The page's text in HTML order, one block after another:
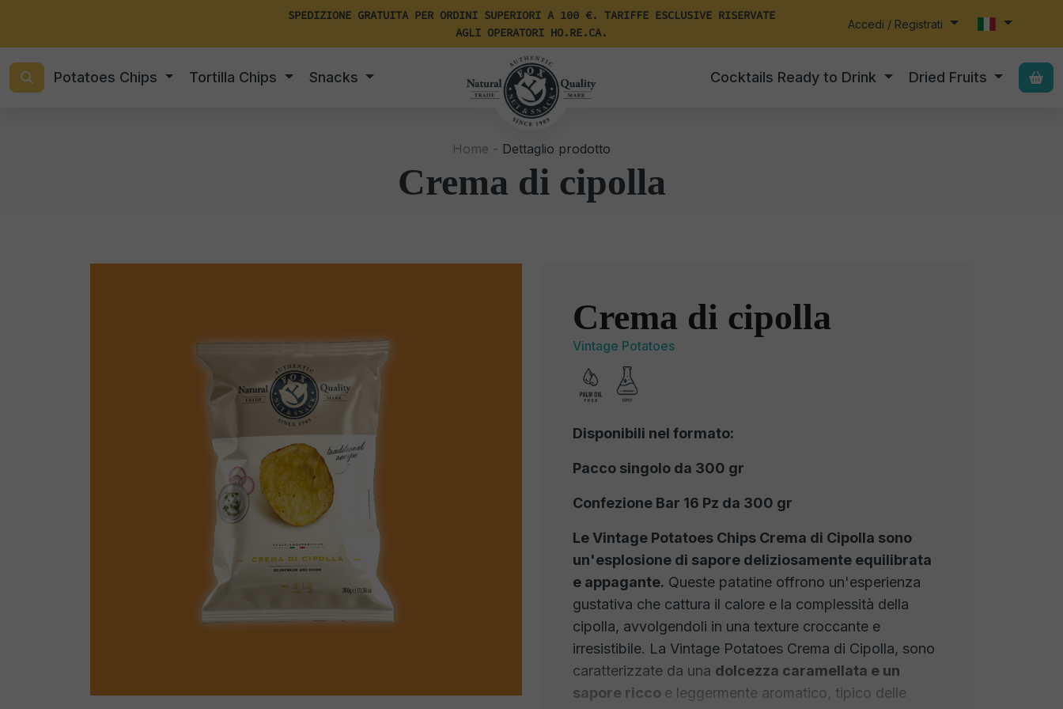
SPEDIZIONE GRATUITA PER ORDINI SUPERIORI A 100 €. TARIFFE ESCLUSIVE RISERVATE
AGLI OPERATORI HO.RE.CA.
Accedi / Registrati
Potatoes Chips Tortilla Chips Snacks Cocktails Ready to Drink Dried Fruits
Home - Dettaglio prodotto
Crema di cipolla
Crema di cipolla
Vintage Potatoes
Disponibili nel formato:
Pacco singolo da 300 gr
Confezione Bar 16 Pz da 300 gr
Le Vintage Potatoes Chips Crema di Cipolla sono
un'esplosione di sapore deliziosamente equilibrata
e appagante. Queste patatine offrono un'esperienza
gustativa che cattura il calore e la complessità della
cipolla, avvolgendoli in una texture croccante e
irresistibile. La Vintage Potatoes Crema di Cipolla, sono
caratterizzate da una dolcezza caramellata e un
sapore ricco e leggermente aromatico, tipico delle